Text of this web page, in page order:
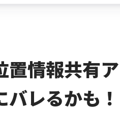
復元
- Android不具合修復
- iTunes不具合修復
Boot Genius
iCareFone -
iCareFone -
置情報共有
バレるかも！